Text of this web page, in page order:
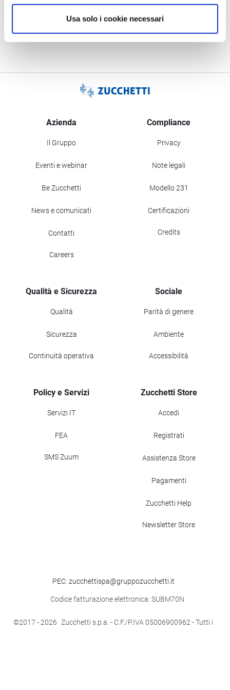
Usa solo i cookie necessari
Vieni a trovarci al quartiere Fieristico di Rimini.
Azienda
Il Gruppo
Eventi e webinar
Be Zucchetti
News e comunicati
Contatti
Careers
Compliance
Privacy
Note legali
Modello 231
Certificazioni
Credits
Qualità e Sicurezza
Qualità
Sicurezza
Continuità operativa
Sociale
Parità di genere
Ambiente
Accessibilità
Policy e Servizi
Servizi IT
FEA
SMS Zuum
Zucchetti Store
Accedi
Registrati
Assistenza Store
Pagamenti
Zucchetti Help
Newsletter Store
©2017- 2026 Zucchetti s.p.a. - C.F./P.IVA 05006900962 - Tutti i
PEC: zucchettispa@gruppozucchetti.it
Codice fatturazione elettronica: SUBM70N